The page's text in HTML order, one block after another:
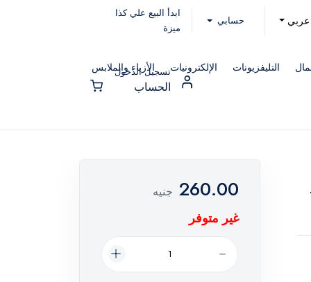
عربي حسابي
ابدأ البيع علي كذا
ميزة
التليفزيونات الإلكترونيات الأزياء والملابس
تسجيل الدخول
الحساب
260.00 جنيه
غير متوفر